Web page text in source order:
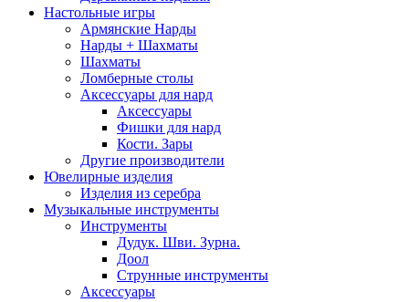
Настольные игры
Армянские Нарды
Нарды + Шахматы
Шахматы
Ломберные столы
Аксессуары для нард
Аксессуары
Фишки для нард
Кости. Зары
Другие производители
Ювелирные изделия
Изделия из серебра
Музыкальные инструменты
Инструменты
Дудук. Шви. Зурна.
Доол
Струнные инструменты
Аксессуары